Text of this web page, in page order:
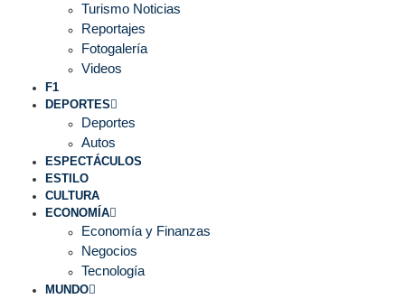
Turismo Noticias
Reportajes
Fotogalería
Videos
F1
DEPORTES
Deportes
Autos
ESPECTÁCULOS
ESTILO
CULTURA
ECONOMÍA
Economía y Finanzas
Negocios
Tecnología
MUNDO